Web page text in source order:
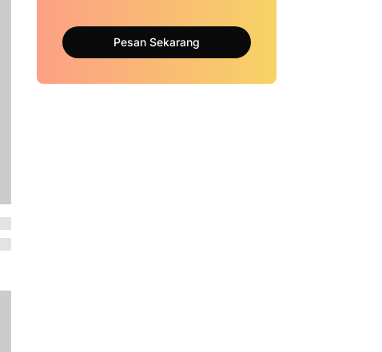
Pesan Sekarang